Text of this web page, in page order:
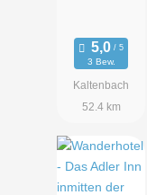
3 Bew.
Kaltenbach
52.4 km